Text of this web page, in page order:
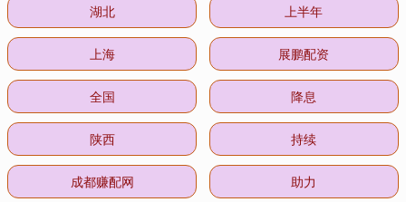
湖北 上半年
上海 展鹏配资
全国 降息
陕西 持续
成都赚配网 助力